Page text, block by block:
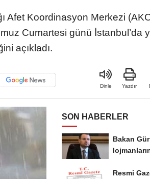
Afet Koordinasyon Merkezi
Cumartesi günü İstanbul’da
açıkladı.
Dinle Yazdır
SON HABERLER
Bakan
Resmi